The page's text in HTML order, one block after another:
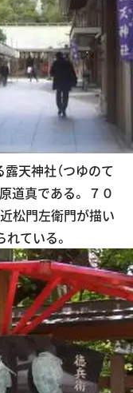
天神社（つゆのて
道真である。 ７０
松門左衛門が描い
ている。